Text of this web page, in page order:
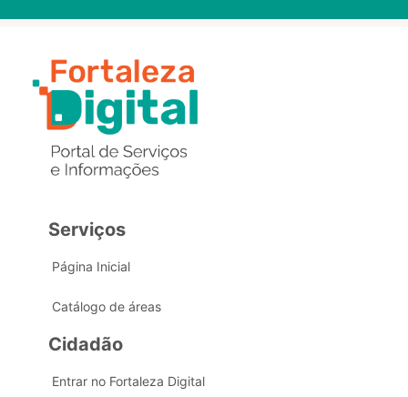
Serviços
Página Inicial
Catálogo de áreas
Cidadão
Entrar no Fortaleza Digital